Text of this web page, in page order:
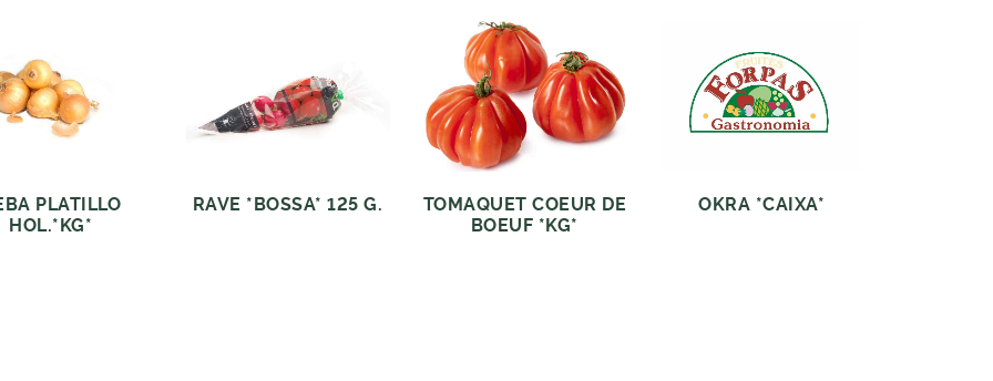
PLATILLO
HOL.*KG*
RAVE *BOSSA* 125 G.
TOMAQUET COEUR DE
BOEUF *KG*
OKRA *CAIXA*